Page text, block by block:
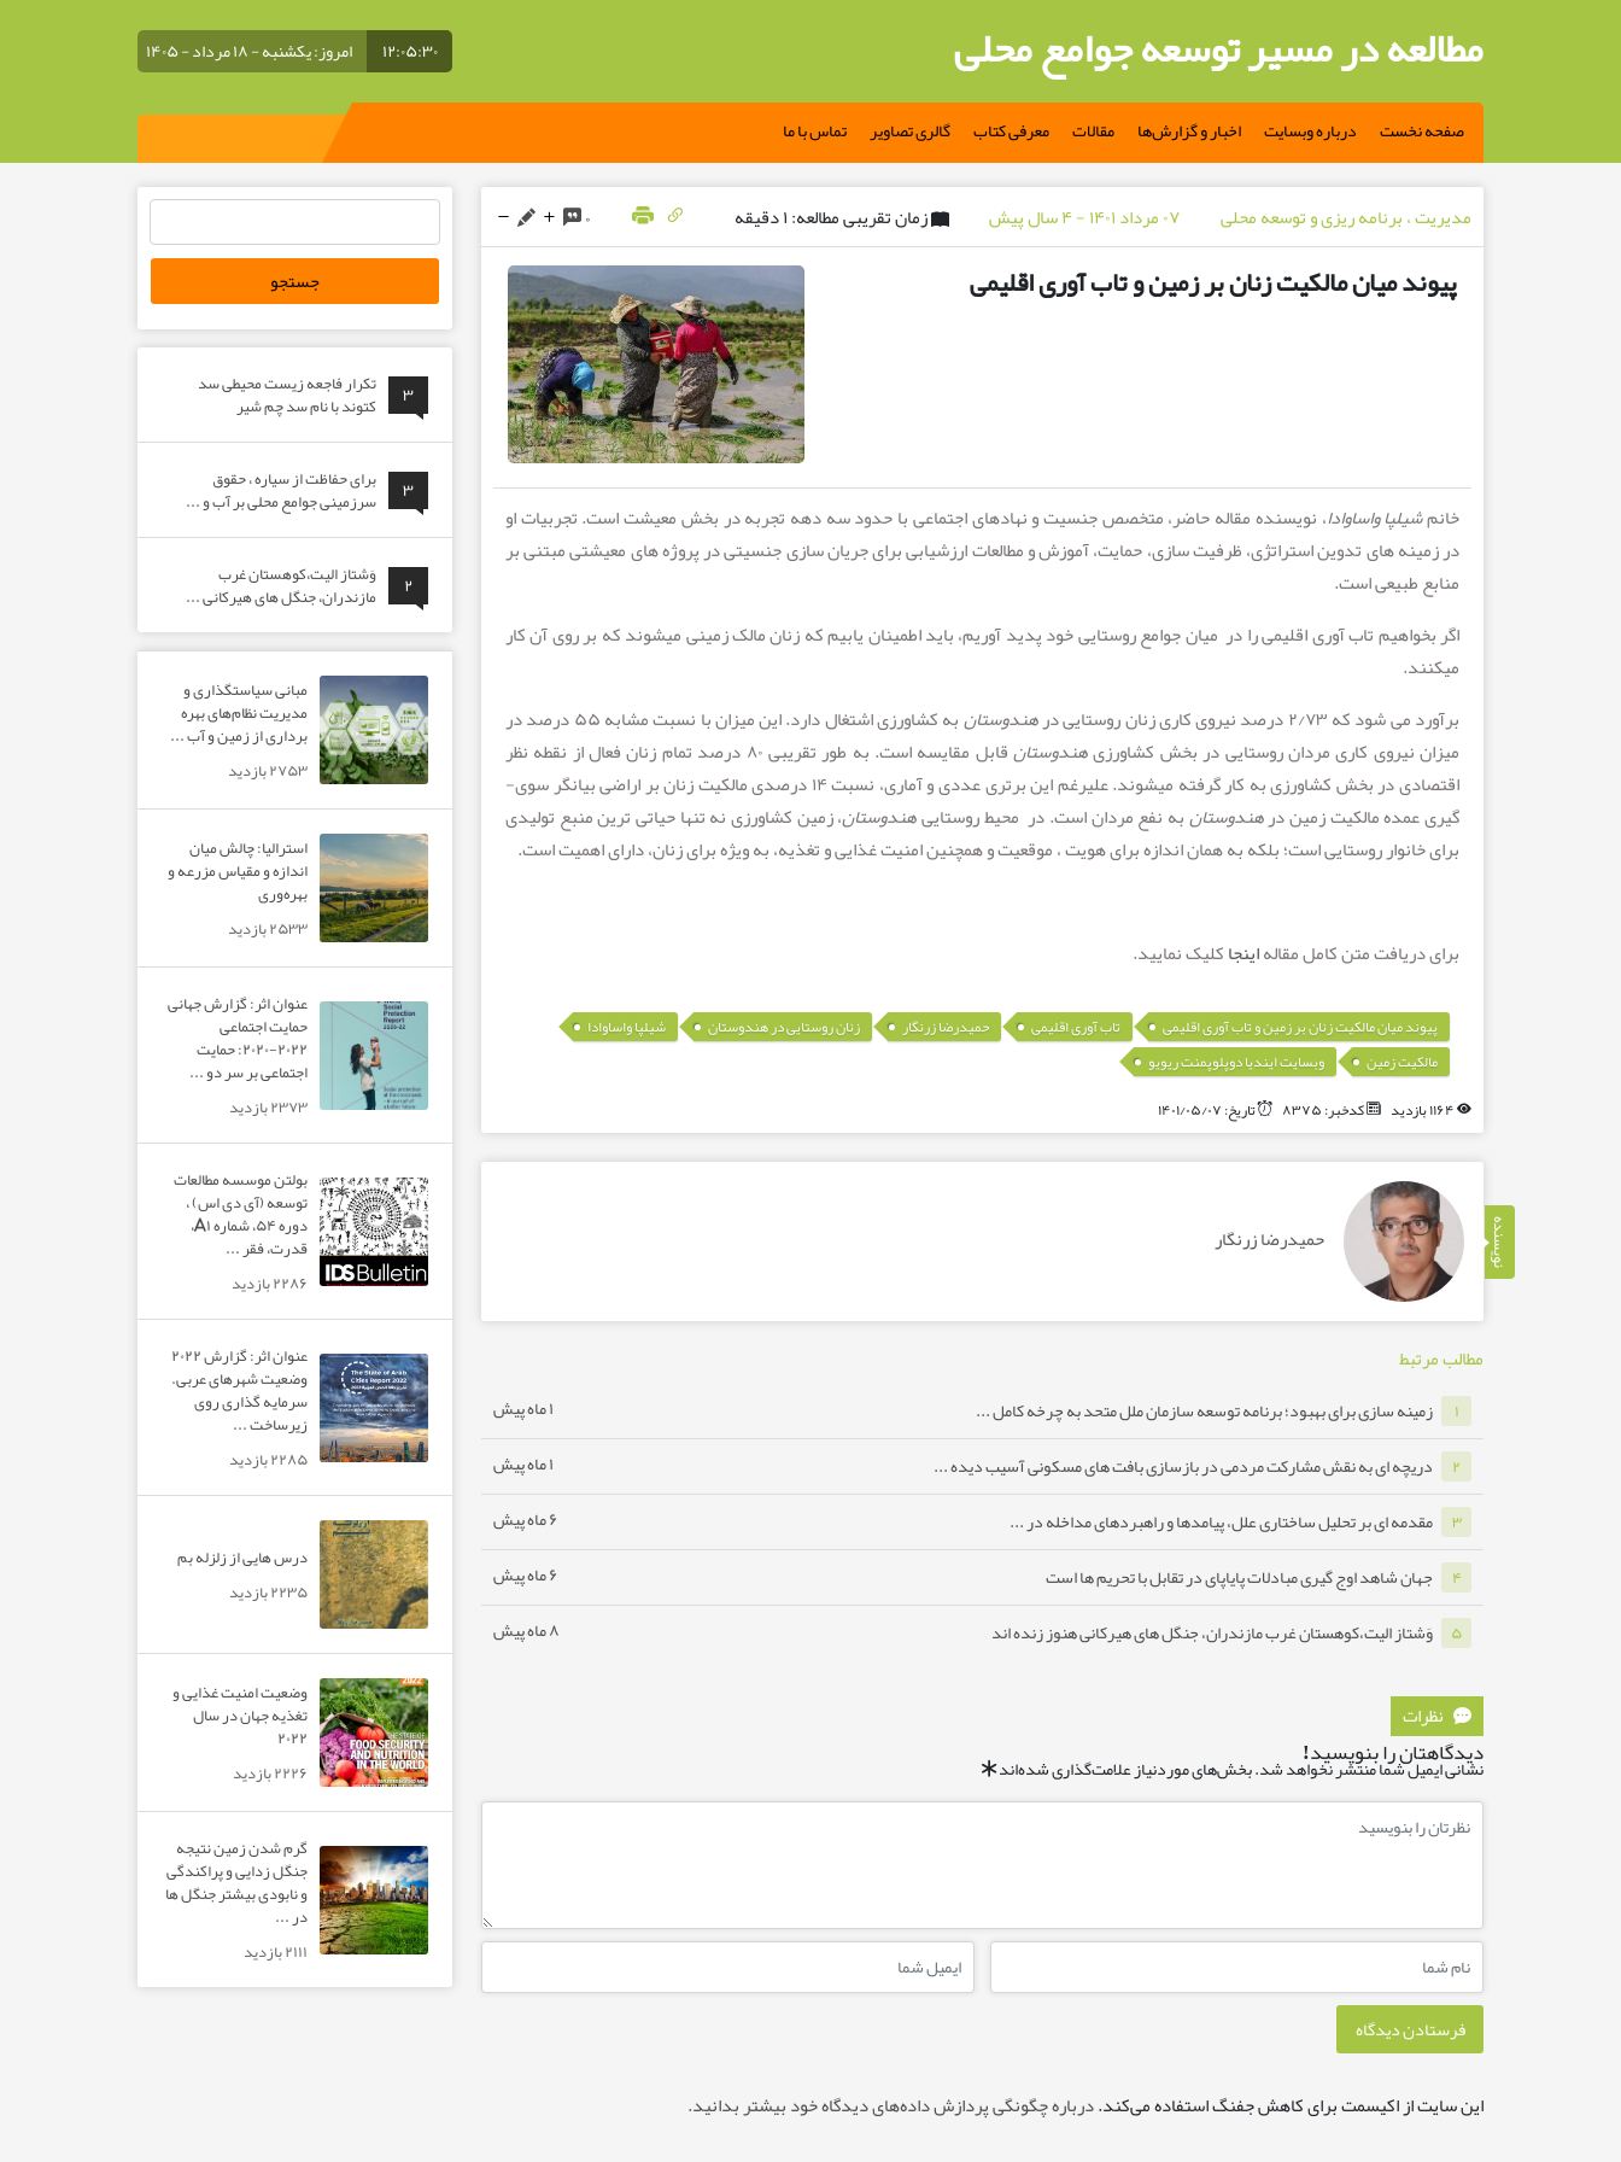
مطالعه در مسیر توسعه جوامع محلی ۱۲:۰۵:۳۰ امروز: یکشنبه - ۱۸ مرداد - ۱۴۰۵
صفحه نخست درباره وبسایت اخبار و گزارش‌ها مقالات معرفی کتاب گالری تصاویر تماس با ما
مدیریت ، برنامه ریزی و توسعه محلی ۰۷ مرداد ۱۴۰۱ - ۴ سال پیش زمان تقریبی مطالعه: ۱ دقیقه ۰
پیوند میان مالکیت زنان بر زمین و تاب آوری اقلیمی
خانمشیلپا واساوادا ، نویسنده مقاله حاضر، متخصص جنسیت و نهادهای اجتماعی با حدود سه دهه تجربه در بخش معیشت است. تجربیات او
در زمینه های تدوین استراتژی، ظرفیت سازی، حمایت، آموزش و مطالعات ارزشیابی برای جریان سازی جنسیتی در پروژه های معیشتی مبتنی بر
منابع طبیعی است.
اگر بخواهیم تاب­ آوری اقلیمی را در میان جوامع روستایی خود پدید آوریم، باید اطمینان یابیم که زنان مالک زمینی می­شوند که بر روی آن کار
می­کنند.
برآورد می شود که ۲/۷۳ درصد نیروی کاری زنان روستایی در هندوستان
به کشاورزی اشتغال دارد. این میزان با نسبت مشابه ۵۵ درصد در
میزان نیروی کاری مردان روستایی در بخش کشاورزی هندوستان
قابل مقایسه است. به طور تقریبی ۸۰ درصد تمام زنان فعال از نقطه نظر
اقتصادی در بخش کشاورزی به کار گرفته می­شوند. علیرغم این برتری عددی و آماری، نسبت ۱۴ درصدی مالکیت زنان بر اراضی بیانگر سوی­
گیری عمده مالکیت زمین درهندوستان به نفع مردان است. در محیط روستایی هندوستان، زمین کشاورزی نه تنها حیاتی ترین منبع تولیدی
برای خانوار روستایی است؛ بلکه به همان اندازه برای هویت ، موقعیت و همچنین امنیت غذایی و تغذیه، به ویژه برای زنان، دارای اهمیت است.
برای دریافت متن کامل مقاله اینجا کلیک نمایید.
پیوند میان مالکیت زنان بر زمین و تاب آوری اقلیمی تاب آوری اقلیمی حمیدرضا زرنگار زنان روستایی در هندوستان شیلپا واساوادا
مالکیت زمین وبسایت ایندیا دوپلوپمنت ریویو
کدخبر: ۸۳۷۵ تاریخ: ۱۴۰۱/۰۵/۰۷
نویسنده حمیدرضا زرنگار
مطالب مرتبط
۱ زمینه سازی برای بهبود؛ برنامه توسعه سازمان ملل متحد به چرخه کامل ... ۱ ماه پیش
۲ دریچه ای به نقش مشارکت مردمی در بازسازی بافت های مسکونی آسیب دیده ... ۱ ماه پیش
۳ مقدمه ای بر تحلیل ساختاری علل، پیامدها و راهبردهای مداخله در ... ۶ ماه پیش
۴ جهان شاهد اوج گیری مبادلات پایاپای در تقابل با تحریم ها است ۶ ماه پیش
۵ وَشتاز الیت،کوهستان غرب مازندران، جنگل های هیرکانی هنوز زنده اند ۸ ماه پیش
نظرات
دیدگاهتان را بنویسید!
نشانی ایمیل شما منتشر نخواهد شد. بخش‌های موردنیاز علامت‌گذاری شده‌اند*
این سایت از اکیسمت برای کاهش جفنگ استفاده می‌کند. درباره چگونگی پردازش داده‌های دیدگاه خود بیشتر بدانید.
۳
تکرار فاجعه زیست محیطی سد
کتوند با نام سد چم شیر
۳
برای حفاظت از سیاره ، حقوق
سرزمینی جوامع محلی بر آب و ...
۲
وَشتاز الیت،کوهستان غرب
مازندران، جنگل های هیرکانی ...
مبانی سیاستگذاری و
مدیریت نظام‌های بهره‌
برداری از زمین و آب ...
۲۷۵۳ بازدید
استرالیا: چالش میان
اندازه و مقیاس مزرعه و
بهره‌وری
۲۵۳۳ بازدید
عنوان اثر: گزارش جهانی
حمایت اجتماعی
۲۰۲۲-۲۰۲۰: حمایت
اجتماعی بر سر دو ...
۲۳۷۳ بازدید
بولتن موسسه مطالعات
توسعه (آی دی اس) ،
دوره ۵۴، شماره A۱،
قدرت، فقر ...
۲۲۸۶ بازدید
عنوان اثر: گزارش ۲۰۲۲
وضعیت شهرهای عربی.
سرمایه گذاری روی
زیرساخت ...
۲۲۸۵ بازدید
درس هایی از زلزله بم
۲۲۳۵ بازدید
وضعیت امنیت غذایی و
تغذیه جهان در سال
۲۰۲۲
۲۲۲۶ بازدید
گرم شدن زمین نتیجه
جنگل زدایی و پراکندگی
و نابودی بیشتر جنگل ها
در ...
۲۱۱۱ بازدید